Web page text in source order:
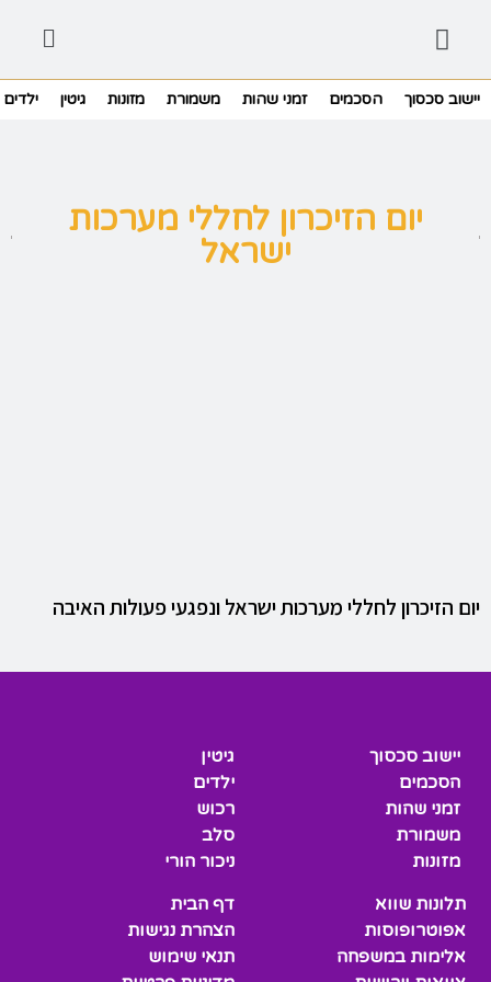
יישוב סכסוך הסכמים זמני שהות משמורת מזונות גיטין ילדים
יום הזיכרון לחללי מערכות
ישראל
יום הזיכרון לחללי מערכות ישראל ונפגעי פעולות האיבה
יישוב סכסוך
הסכמים
זמני שהות
משמורת
מזונות
גיטין
ילדים
רכוש
סלב
ניכור הורי
תלונות שווא
אפוטרופוסות
אלימות במשפחה
דף הבית
הצהרת נגישות
תנאי שימוש